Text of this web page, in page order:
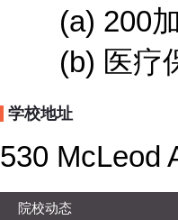
(a) 200加
(b) 医疗保
学校地址
530 McLeod
院校动态